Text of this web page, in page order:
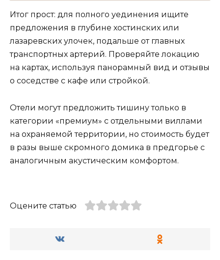
Итог прост: для полного уединения ищите
предложения в глубине хостинских или
лазаревских улочек, подальше от главных
транспортных артерий. Проверяйте локацию
на картах, используя панорамный вид и отзывы
о соседстве с кафе или стройкой.
Отели могут предложить тишину только в
категории «премиум» с отдельными виллами
на охраняемой территории, но стоимость будет
в разы выше скромного домика в предгорье с
аналогичным акустическим комфортом.
Оцените статью